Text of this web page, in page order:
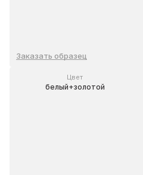
Заказать образец
Цвет
белый+золотой